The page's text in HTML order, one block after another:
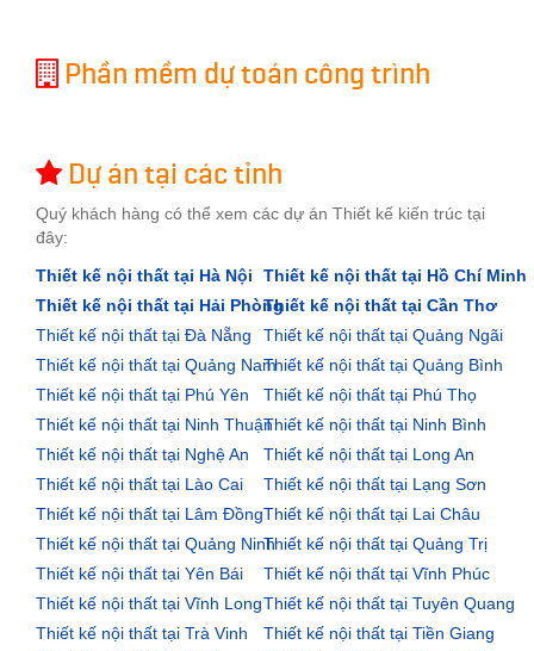
Phần mềm dự toán công trình
Dự án tại các tỉnh
Quý khách hàng có thể xem các dự án Thiết kế kiến trúc tại
đây:
Thiết kế nội thất tại Hà Nội
Thiết kế nội thất tại Hồ Chí Minh
Thiết kế nội thất tại Hải PhòngThiết kế nội thất tại Cần Thơ
Thiết kế nội thất tại Đà Nẵng
Thiết kế nội thất tại Quảng Ngãi
Thiết kế nội thất tại Quảng NamThiết kế nội thất tại Quảng Bình
Thiết kế nội thất tại Phú Yên
Thiết kế nội thất tại Phú Thọ
Thiết kế nội thất tại Ninh ThuậnThiết kế nội thất tại Ninh Bình
Thiết kế nội thất tại Nghệ An
Thiết kế nội thất tại Long An
Thiết kế nội thất tại Lào Cai
Thiết kế nội thất tại Lạng Sơn
Thiết kế nội thất tại Lâm ĐồngThiết kế nội thất tại Lai Châu
Thiết kế nội thất tại Quảng NinhThiết kế nội thất tại Quảng Trị
Thiết kế nội thất tại Yên Bái
Thiết kế nội thất tại Vĩnh Phúc
Thiết kế nội thất tại Vĩnh LongThiết kế nội thất tại Tuyên Quang
Thiết kế nội thất tại Trà Vinh
Thiết kế nội thất tại Tiền Giang